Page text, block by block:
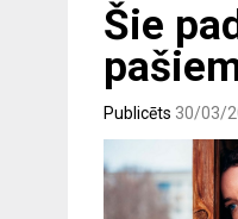
Šie
Publicēts 30/03/